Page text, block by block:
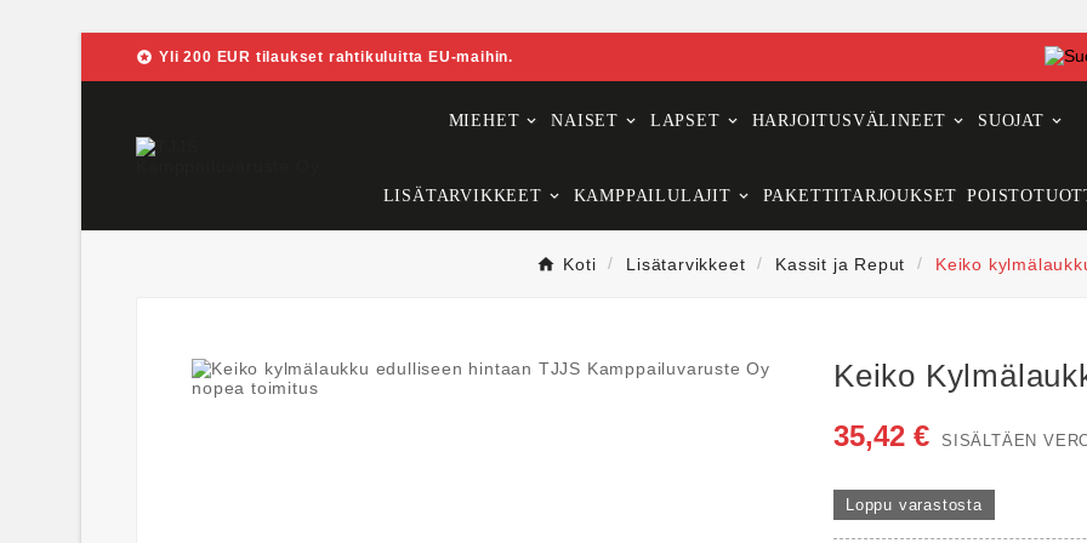
 Yli 200 EUR tilaukset rahtikuluitta EU-maihin.
MIEHET NAISET LAPSET HARJOITUSVÄLINEET SUOJAT
LISÄTARVIKKEET KAMPPAILULAJIT PAKETTITARJOUKSET
Koti Lisätarvikkeet Kassit ja Reput Keiko
Keiko
35,42 € SISÄLTÄEN
Loppu varastosta